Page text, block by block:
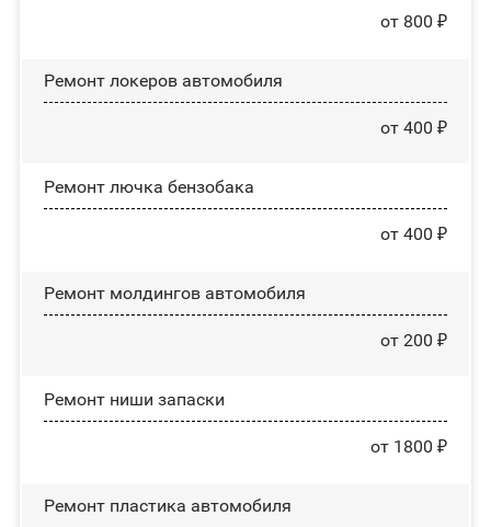
от 800 ₽
Ремонт лoĸepoв автомобиля
от 400 ₽
Ремонт лючка бензобака
от 400 ₽
Ремонт молдингов автомобиля
от 200 ₽
Ремонт ниши запаски
от 1800 ₽
Ремонт пластика автомобиля